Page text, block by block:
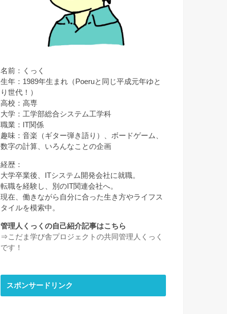
名前：くっく
生年：1989年生まれ（Poeruと同じ平成元年ゆと
り世代！）
高校：高専
大学：工学部総合システム工学科
職業：IT関係
趣味：音楽（ギター弾き語り）、ボードゲーム、
数字の計算、いろんなことの企画
経歴：
大学卒業後、ITシステム開発会社に就職。
転職を経験し、別のIT関連会社へ。
現在、働きながら自分に合った生き方やライフス
タイルを模索中。
管理人くっくの自己紹介記事はこちら
⇒こだま学び舎プロジェクトの共同管理人くっく
です！
スポンサードリンク